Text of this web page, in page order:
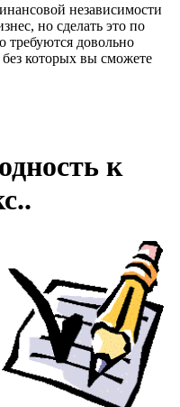
независимости
но сделать это по
требуются довольно
которых вы сможете
к